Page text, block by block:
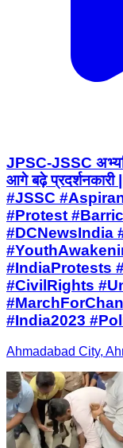
JPSC-JSSC
आगे बढ़े
#JSSC
#Protest
#DCNewsIndia
#IndiaProtests
#CivilRights
#India2023
Ahmadabad City,